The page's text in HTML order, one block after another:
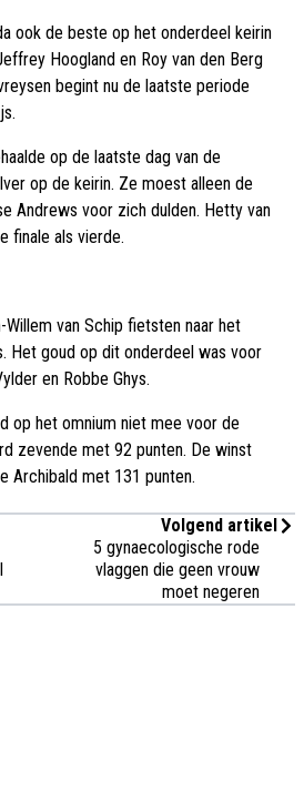
ook de beste op het onderdeel keirin
Hoogland en Roy van den Berg
begint nu de laatste periode
op de laatste dag van de
op de keirin. Ze moest alleen de
Andrews voor zich dulden. Hetty van
finale als vierde.
Willem van Schip fietsten naar het
Het goud op dit onderdeel was voor
en Robbe Ghys.
op het omnium niet mee voor de
zevende met 92 punten. De winst
Archibald met 131 punten.
Volgend artikel
5 gynaecologische rode
vlaggen die geen vrouw
moet negeren